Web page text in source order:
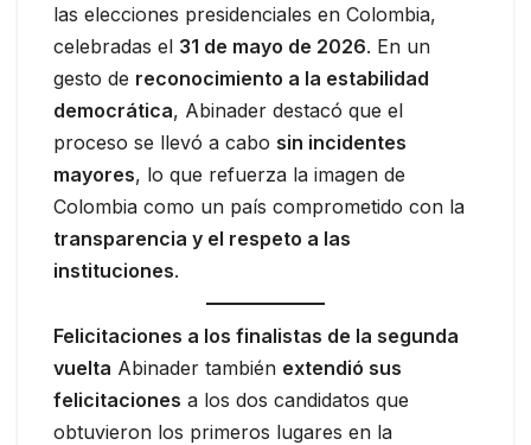
las elecciones presidenciales en Colombia,
celebradas el 31 de mayo de 2026. En un
gesto de reconocimiento a la estabilidad
democrática, Abinader destacó que el
proceso se llevó a cabo sin incidentes
mayores, lo que refuerza la imagen de
Colombia como un país comprometido con la
transparencia y el respeto a las
instituciones.
Felicitaciones a los finalistas de la segunda
vuelta Abinader también extendió sus
felicitaciones a los dos candidatos que
obtuvieron los primeros lugares en la